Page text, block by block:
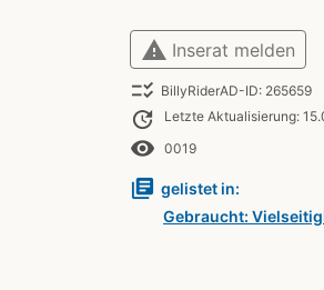
warning Inserat melden
checklist_rtl BillyRiderAD-ID: 265659
update Letzte Aktualisierung:
remove_red_eye 0019
library_books gelistet in:
Gebraucht: